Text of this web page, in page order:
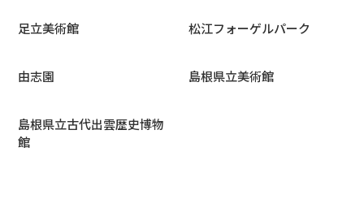
足立美術館 松江フォーゲルパーク
由志園 島根県立美術館
島根県立古代出雲歴史博物
館